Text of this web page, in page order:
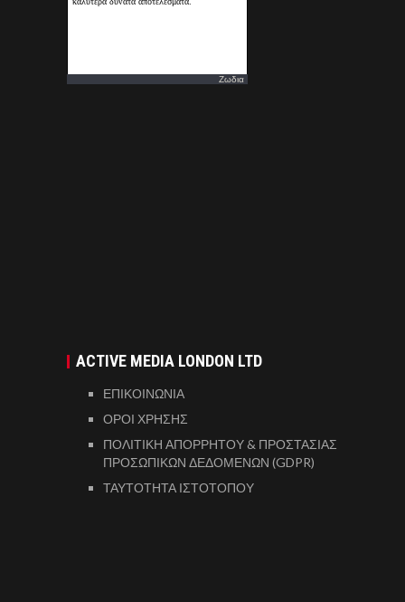
Ζωδια
ACTIVE MEDIA LONDON LTD
ΕΠΙΚΟΙΝΩΝΙΑ
ΟΡΟΙ ΧΡΗΣΗΣ
ΠΟΛΙΤΙΚΗ ΑΠΟΡΡΗΤΟΥ & ΠΡΟΣΤΑΣΙΑΣ
ΠΡΟΣΩΠΙΚΩΝ ΔΕΔΟΜΕΝΩΝ (GDPR)
ΤΑΥΤΟΤΗΤΑ ΙΣΤΟΤΟΠΟΥ